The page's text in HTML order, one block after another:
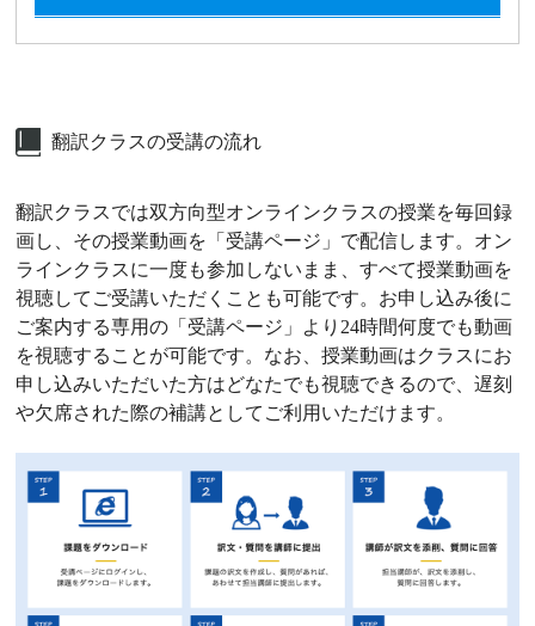
翻訳クラスの受講の流れ
翻訳クラスでは双方向型オンラインクラスの授業を毎回録
画し、その授業動画を「受講ページ」で配信します。オン
ラインクラスに一度も参加しないまま、すべて授業動画を
視聴してご受講いただくことも可能です。お申し込み後に
ご案内する専用の「受講ページ」より24時間何度でも動画
を視聴することが可能です。なお、授業動画はクラスにお
申し込みいただいた方はどなたでも視聴できるので、遅刻
や欠席された際の補講としてご利用いただけます。